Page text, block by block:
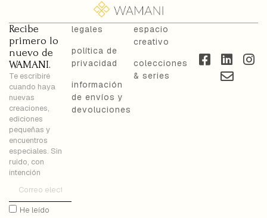
Recibe
primero lo
nuevo de
WAMANI.
Te escribiré
cuando haya
nuevas
creaciones,
ediciones
pequeñas y
encuentros
especiales. Sin
ruido, con
intención
He leído
legales
política de
privacidad
información
de envíos y
devoluciones
espacio
creativo
colecciones
& series